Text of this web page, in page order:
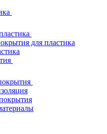
для пластика